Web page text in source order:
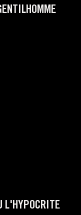
L'HYPOCRITE